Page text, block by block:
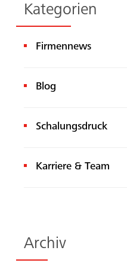
Kategorien
Firmennews
Blog
Schalungsdruck
Karriere & Team
Archiv